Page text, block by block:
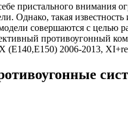
пристального внимания
Однако, такая
совершаются с целью
противоугонный
2006-2013,